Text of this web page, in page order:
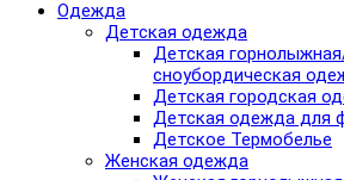
Одежда
Детская одежда
Детская
сноубордическая
Детская городская
Детская одежда для
Детское Термобелье
Женская одежда